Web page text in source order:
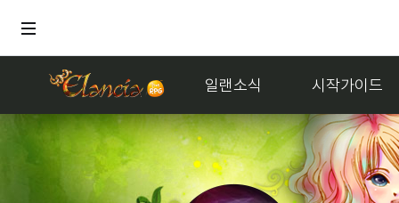
일랜소식 시작가이드